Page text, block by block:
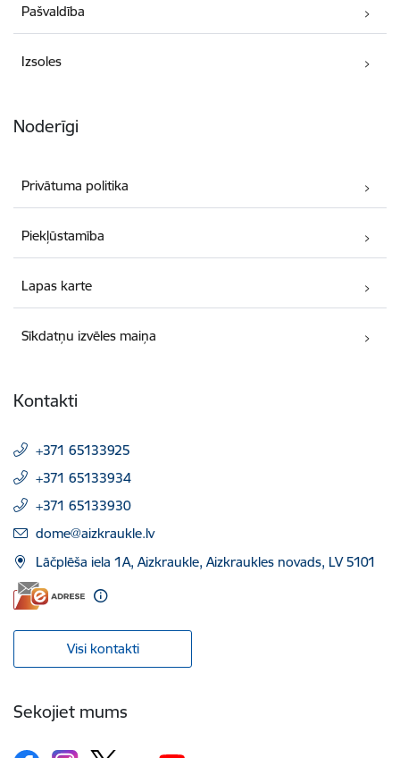
Pašvaldība
Izsoles
Noderīgi
Privātuma politika
Piekļūstamība
Lapas karte
Sīkdatņu izvēles maiņa
Kontakti
+371 65133925
+371 65133934
+371 65133930
E-pasts:
dome@aizkraukle.lv
Lāčplēša iela 1A, Aizkraukle, Aizkraukles novads, LV 5101
Visi kontakti
Sekojiet mums